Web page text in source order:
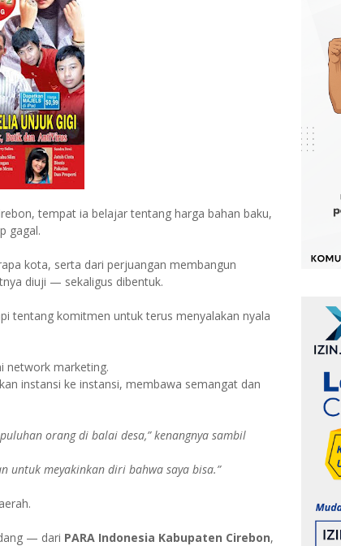
tempat ia belajar tentang harga bahan baku,
gagal.
kota, serta dari perjuangan membangun
diuji — sekaligus dibentuk.
tentang komitmen untuk terus menyalakan nyala
network marketing.
instansi ke instansi, membawa semangat dan
orang di balai desa,” kenangnya sambil
untuk meyakinkan diri bahwa saya bisa.”
— dari PARA Indonesia Kabupaten Cirebon,